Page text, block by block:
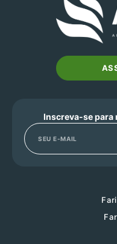
Inscreva-se para